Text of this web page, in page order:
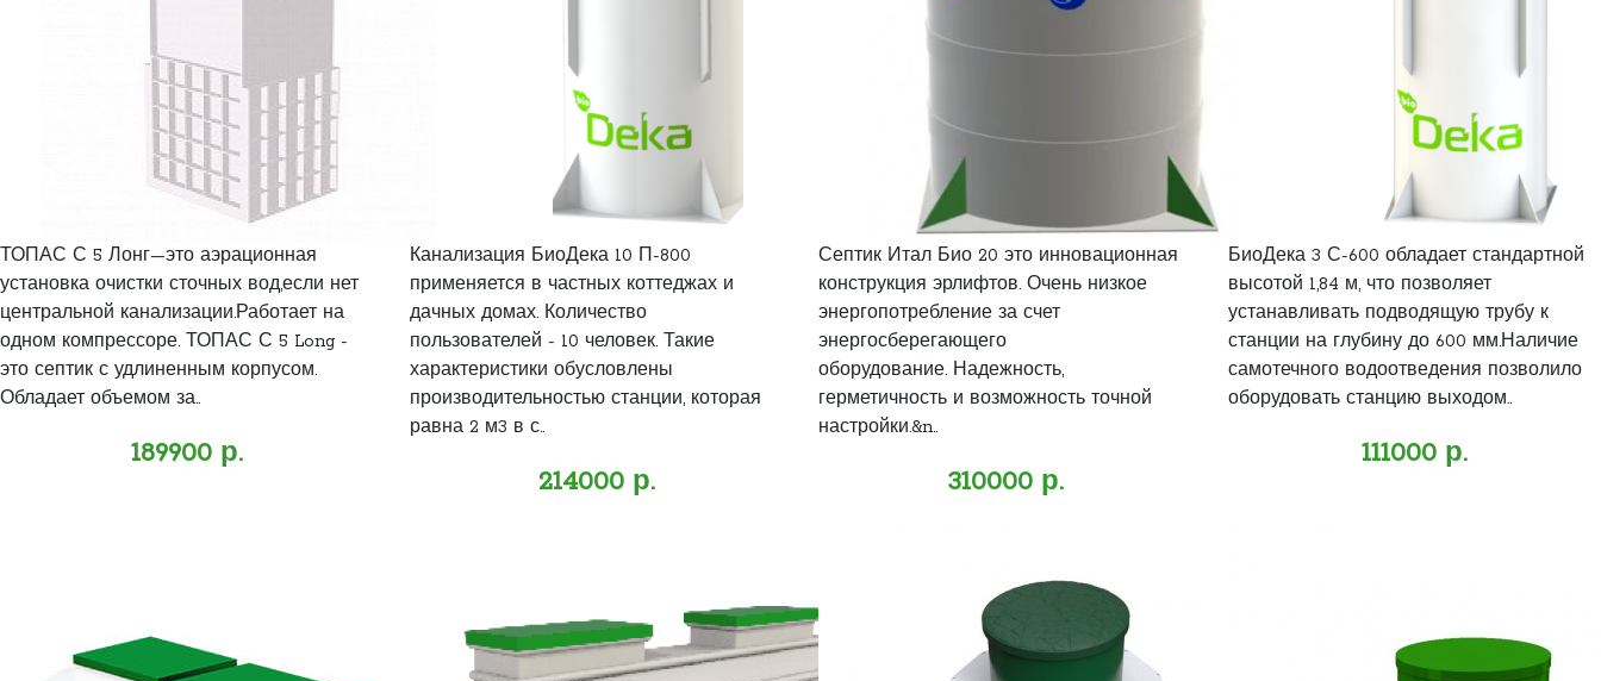
ТОПАС С 5 Лонг—это аэрационная
установка очистки сточных вод,если нет
центральной канализации.Работает на
одном компрессоре. ТОПАС С 5 Long -
это септик с удлиненным корпусом.
Обладает объемом за..
189900 р.
Канализация БиоДека 10 П-800
применяется в частных коттеджах и
дачных домах. Количество
пользователей - 10 человек. Такие
характеристики обусловлены
производительностью станции, которая
равна 2 м3 в с..
214000 р.
Септик Итал Био 20 это инновационная
конструкция эрлифтов. Очень низкое
энергопотребление за счет
энергосберегающего
оборудование. Надежность,
герметичность и возможность точной
настройки.&n..
310000 р.
БиоДека 3 С-600 обладает стандартной
высотой 1,84 м, что позволяет
устанавливать подводящую трубу к
станции на глубину до 600 мм.Наличие
самотечного водоотведения позволило
оборудовать станцию выходом..
111000 р.